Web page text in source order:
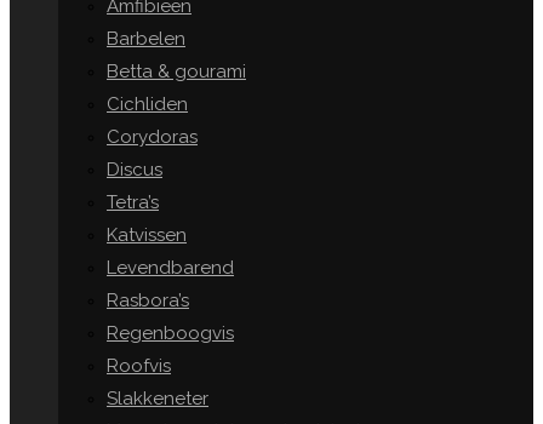
Amfibieën
Barbelen
Betta & gourami
Cichliden
Corydoras
Discus
Tetra’s
Katvissen
Levendbarend
Rasbora’s
Regenboogvis
Roofvis
Slakkeneter